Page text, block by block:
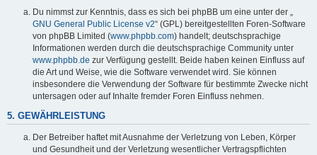
Du nimmst zur Kenntnis, dass es sich bei phpBB um eine unter der „
GNU General Public License v2“ (GPL) bereitgestellten Foren-Software
von phpBB Limited (www.phpbb.com) handelt; deutschsprachige
Informationen werden durch die deutschsprachige Community unter
www.phpbb.de zur Verfügung gestellt. Beide haben keinen Einfluss auf
die Art und Weise, wie die Software verwendet wird. Sie können
insbesondere die Verwendung der Software für bestimmte Zwecke nicht
untersagen oder auf Inhalte fremder Foren Einfluss nehmen.
5. GEWÄHRLEISTUNG
Der Betreiber haftet mit Ausnahme der Verletzung von Leben, Körper
und Gesundheit und der Verletzung wesentlicher Vertragspflichten